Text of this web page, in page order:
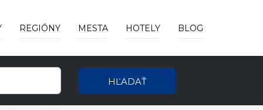
REGIÓNY MESTA HOTELY BLOG
HĽADAŤ